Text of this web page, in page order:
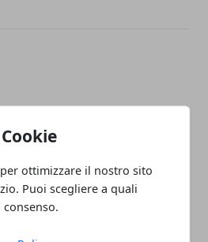
ottimizzare il nostro sito
Puoi scegliere a quali
Come fare un business
plan per una nuova attività